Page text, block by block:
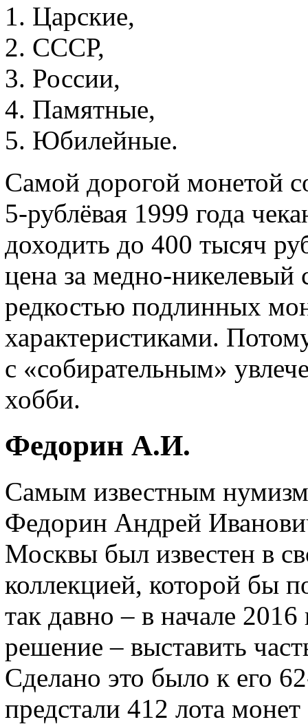
Царские,
СССР,
России,
Памятные,
Юбилейные.
Самой дорогой монетой
5-рублёвая 1999 года
доходить до 400 тысяч
цена за медно-никелевый
редкостью подлинных
характеристиками.
с «собирательным»
хобби.
Федорин А.И.
Самым известным
Федорин Андрей
Москвы был известен в
коллекцией, которой бы
так давно – в начале
решение – выставить
Сделано это было к его
предстали 412 лота